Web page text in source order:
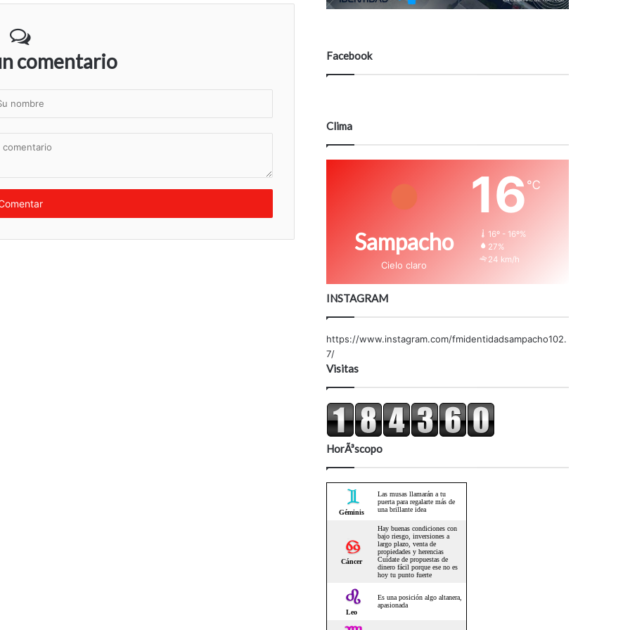
comentario Facebook
Clima
Sampacho
Cielo claro
16℃
16º - 16º%
27%
24 km/h
INSTAGRAM
https://www.instagram.com/fmidentidadsampacho102.
7/
Visitas
HorÃ³scopo